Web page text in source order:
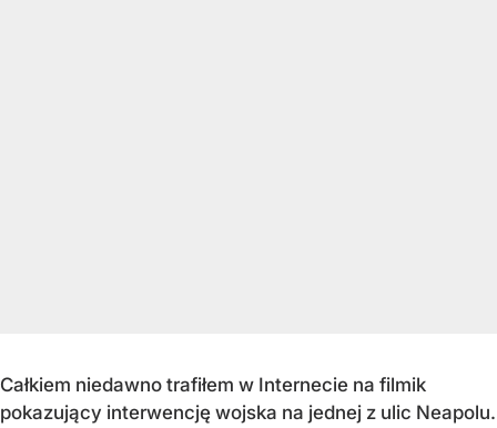
Całkiem niedawno trafiłem w Internecie na filmik
pokazujący interwencję wojska na jednej z ulic Neapolu.